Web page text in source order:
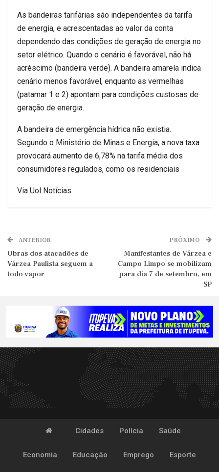
As bandeiras tarifárias são independentes da tarifa
de energia, e acrescentadas ao valor da conta
dependendo das condições de geração de energia no
setor elétrico. Quando o cenário é favorável, não há
acréscimo (bandeira verde). A bandeira amarela indica
cenário menos favorável, enquanto as vermelhas
(patamar 1 e 2) apontam para condições custosas de
geração de energia.
A bandeira de emergência hídrica não existia.
Segundo o Ministério de Minas e Energia, a nova taxa
provocará aumento de 6,78% na tarifa média dos
consumidores regulados, como os residenciais
Via Uol Notícias
ANTERIOR
Obras dos atacadões de
Várzea Paulista seguem a
todo vapor
PRÓXIMO
Manifestantes de Várzea e
Campo Limpo se mobilizam
para dia 7 de setembro, em
SP
Cidades Polícia Saúde
Economia Educação Emprego Esporte